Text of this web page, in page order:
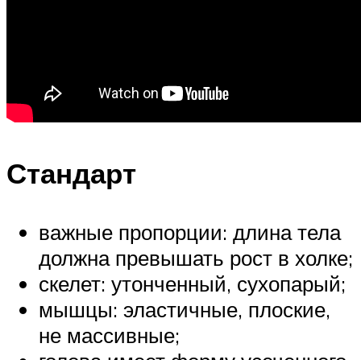
Стандарт
важные пропорции: длина тела
должна превышать рост в холке;
скелет: утонченный, сухопарый;
мышцы: эластичные, плоские,
не массивные;